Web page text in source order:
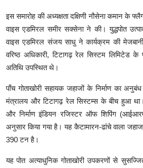
इस समारोह की अध्यक्षता दक्षिणी नौसेना कमान के
वाइस एडमिरल समीर सक्सेना ने की। युद्धपोत
वाइस एडमिरल संजय साधु ने कार्यक्रम की
वरिष्ठ अधिकारी, टिटागढ़ रेल सिस्टम लिमिटेड के
अतिथि उपस्थित थे।
पाँच गोताखोरी सहायक जहाजों के निर्माण का
मंत्रालय और टिटागढ़ रेल सिस्टम्स के बीच हुआ
और निर्माण इंडियन रजिस्टर ऑफ शिपिंग
अनुसार किया गया है। यह कैटामारन-ढांचे वाला
390 टन है।
यह पोत अत्याधुनिक गोताखोरी उपकरणों से